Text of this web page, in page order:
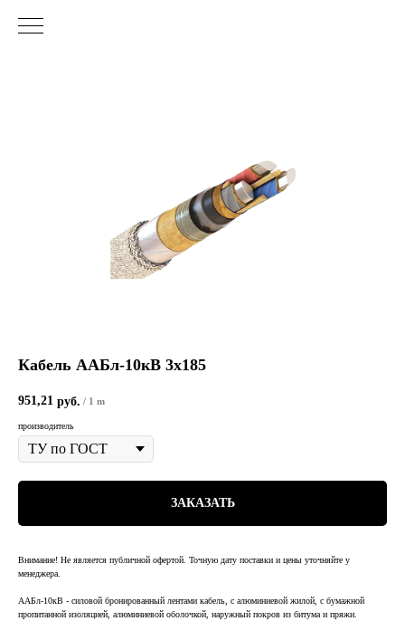
Кабель ААБл-10кВ 3х185
951,21 руб. / 1 m
производитель
ЗАКАЗАТЬ
Внимание! Не является публичной офертой. Точную дату поставки и цены уточняйте у
менеджера.
ААБл-10кВ - силовой бронированный лентами кабель, с алюминиевой жилой, с бумажной
пропитанной изоляцией, алюминиевой оболочкой, наружный покров из битума и пряжи.